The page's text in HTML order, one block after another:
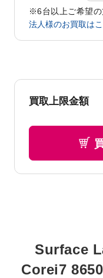
※6台以上ご希望の
法人様のお買取は
買取上限金額
Surface
Corei7